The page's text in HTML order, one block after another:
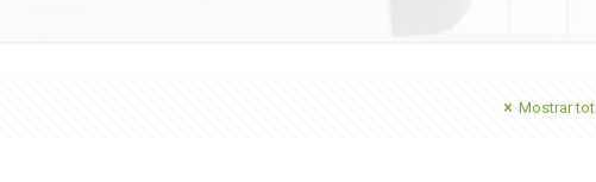
Mostrar tot